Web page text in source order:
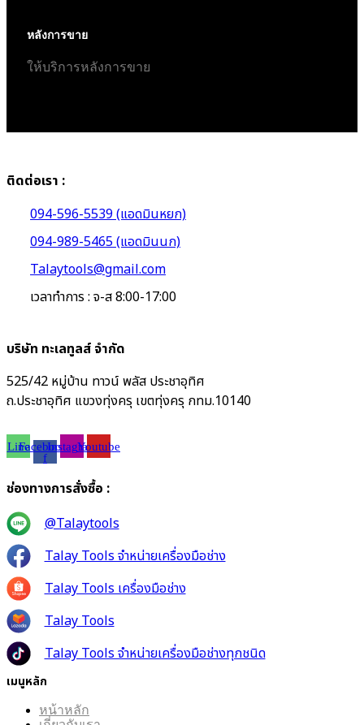
หลังการขาย
ให้บริการหลังการขาย
ติดต่อเรา :
094-596-5539 (แอดมินหยก)
094-989-5465 (แอดมินนก)
Talaytools@gmail.com
เวลาทำการ : จ-ส 8:00-17:00
บริษัท ทะเลทูลส์ จำกัด
525/42 หมู่บ้าน ทาวน์ พลัส ประชาอุทิศ
ถ.ประชาอุทิศ แขวงทุ่งครุ เขตทุ่งครุ กทม.10140
LineFacebook-
f
InstagramYoutube
ช่องทางการสั่งซื้อ :
@Talaytools
Talay Tools จำหน่ายเครื่องมือช่าง
Talay Tools เครื่องมือช่าง
Talay Tools
Talay Tools จำหน่ายเครื่องมือช่างทุกชนิด
เมนูหลัก
หน้าหลัก